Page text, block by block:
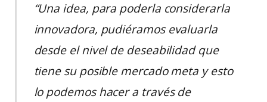
“Una idea, para poderla considerarla
innovadora, pudiéramos evaluarla
desde el nivel de deseabilidad que
tiene su posible mercado meta y esto
lo podemos hacer a través de